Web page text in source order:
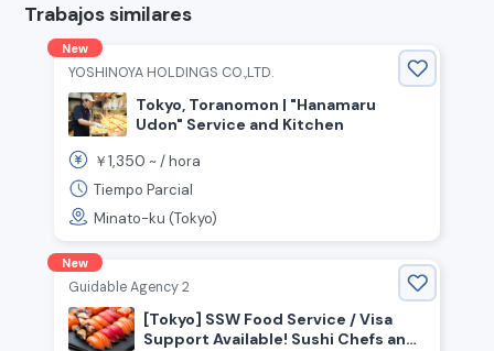
Trabajos similares
New
YOSHINOYA HOLDINGS CO.,LTD.
Tokyo, Toranomon | "Hanamaru
Udon" Service and Kitchen
￥1,350 ~ /hora
Tiempo Parcial
Minato-ku (Tokyo)
New
Guidable Agency 2
[Tokyo] SSW Food Service / Visa
Support Available! Sushi Chefs and